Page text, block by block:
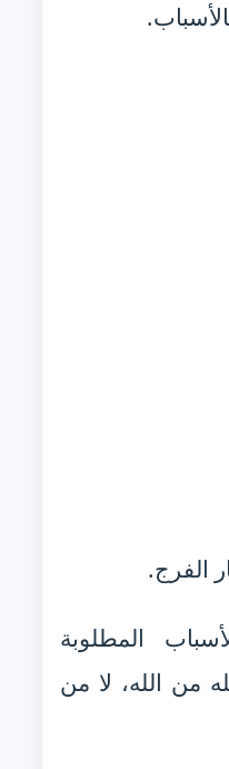
الفرج.
المطلوبة
من الله، لا من